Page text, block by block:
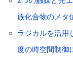
族化合物のメタ
ラジカルを活用
度の時空間制御